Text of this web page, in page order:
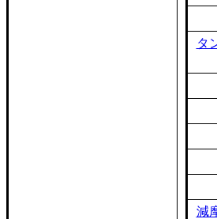
タ
減